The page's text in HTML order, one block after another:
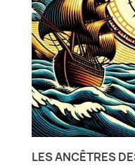
LES ANCÊTRES